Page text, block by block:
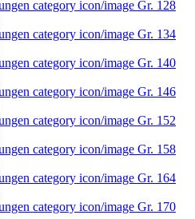
Gr. 128
Gr. 134
Gr. 140
Gr. 146
Gr. 152
Gr. 158
Gr. 164
Gr. 170